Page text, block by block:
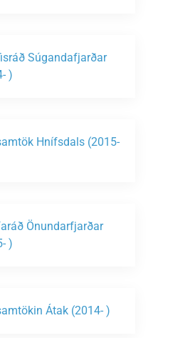
Súgandafjarðar
)
Hnífsdals (2015-
Önundarfjarðar
)
Átak (2014- )